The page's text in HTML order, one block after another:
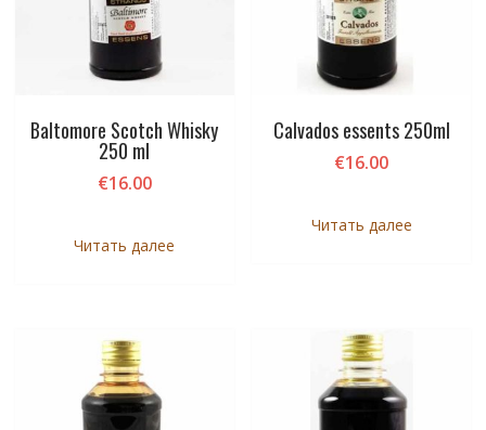
Baltomore Scotch Whisky
250 ml
€16.00
Читать далее
Calvados essents 250ml
€16.00
Читать далее